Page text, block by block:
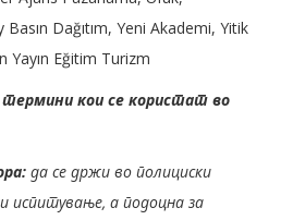
Dağıtım, Yeni Akademi, Yitik
Yayın Eğitim Turizm
кои се користат во
да се држи во полициски
испитување, а подоцна за